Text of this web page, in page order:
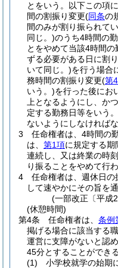
とをいう。以下この項
間の割振り変更(同条の
間のみが割り振られて
同じ。)のうち4時間の
とをやめて当該4時間の
ずる必要がある日に割
いて同じ。)を行う場合
務時間の割振り変更(第
いう。)を行った後にお
上となるようにし、か
定する勤務日等をいう
ないようにしなければな
3
任命権者は、4時間の
は、 第1項に規定する期
連続し、又は終業の時
り振ることをやめて行
4
任命権者は、週休日
して速やかにその旨を
(一部改正〔平成
(休憩時間)
第4条
任命権者は、 条例
掲げる場合に該当する
運営に支障がないと認め
45分とすることができる
(1)
小学校就学の始期